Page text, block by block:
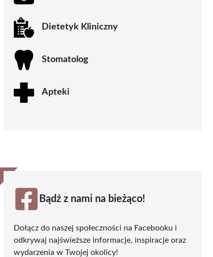
Dietetyk Kliniczny
Stomatolog
Apteki
Bądź z nami na bieżąco!
Dołącz do naszej społeczności na Facebooku i
odkrywaj najświeższe informacje, inspiracje oraz
wydarzenia w Twojej okolicy!